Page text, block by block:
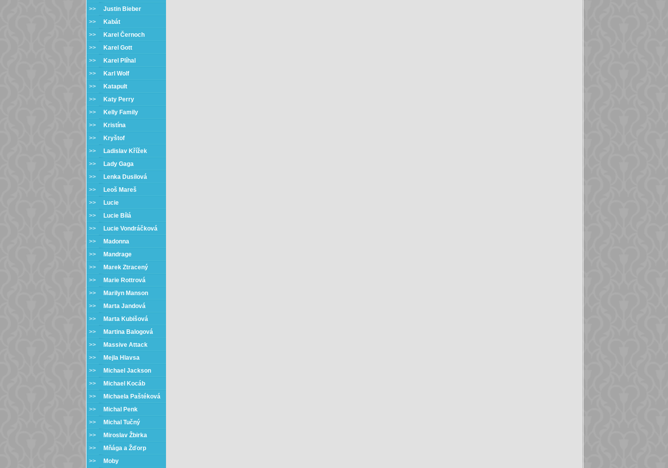
>> Justin Bieber
>>
Kabát
>>
Karel Černoch
>>
Karel Gott
>>
Karel Plíhal
>>
Karl Wolf
>>
Katapult
>>
Katy Perry
>>
Kelly Family
>>
Kristína
>>
Kryštof
>>
Ladislav Křížek
>>
Lady Gaga
>>
Lenka Dusilová
>>
Leoš Mareš
>>
Lucie
>>
Lucie Bílá
>>
Lucie Vondráčková
>>
Madonna
>>
Mandrage
>>
Marek Ztracený
>>
Marie Rottrová
>>
Marilyn Manson
>>
Marta Jandová
>>
Marta Kubišová
>>
Martina Balogová
>>
Massive Attack
>>
Mejla Hlavsa
>>
Michael Jackson
>>
Michael Kocáb
>>
Michaela Paštéková
>>
Michal Penk
>>
Michal Tučný
>>
Miroslav Žbirka
>>
Mňága a Žďorp
>>
Moby